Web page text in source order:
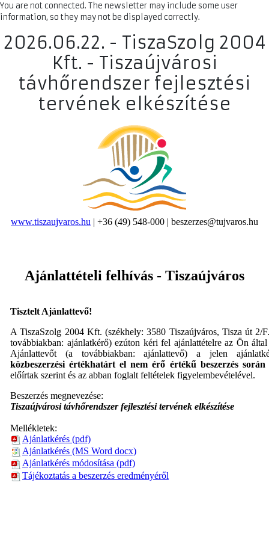
You are not connected. The newsletter may include some user
information, so they may not be displayed correctly.
2026.06.22. - TiszaSzolg 2004
Kft. - Tiszaújvárosi
távhőrendszer fejlesztési
tervének elkészítése